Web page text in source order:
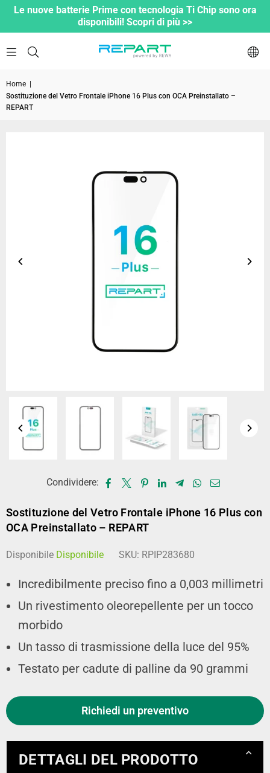
Le nuove batterie Prime con tecnologia Ti Chip sono ora
disponibili! Scopri di più >>
Home
Sostituzione del Vetro Frontale iPhone 16 Plus con OCA Preinstallato –
REPART
Condividere:
Sostituzione del Vetro Frontale iPhone 16 Plus con
OCA Preinstallato – REPART
Disponibile Disponibile SKU: RPIP283680
Incredibilmente preciso fino a 0,003 millimetri
Un rivestimento oleorepellente per un tocco
morbido
Un tasso di trasmissione della luce del 95%
Testato per cadute di palline da 90 grammi
Richiedi un preventivo
DETTAGLI DEL PRODOTTO